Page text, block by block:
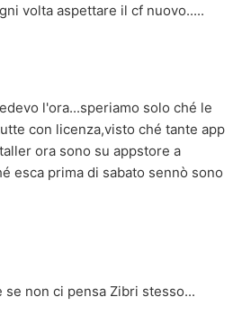
volta aspettare il cf nuovo.....
l'ora...speriamo solo ché le
con licenza,visto ché tante app
ora sono su appstore a
esca prima di sabato sennò sono
se non ci pensa Zibri stesso...